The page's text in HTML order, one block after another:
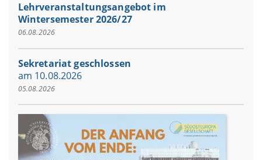
Lehrveranstaltungsangebot im
Wintersemester 2026/27
06.08.2026
Sekretariat geschlossen
am 10.08.2026
05.08.2026